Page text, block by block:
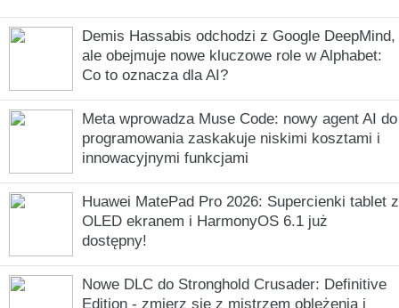
Demis Hassabis odchodzi z Google DeepMind,
ale obejmuje nowe kluczowe role w Alphabet:
Co to oznacza dla AI?
Meta wprowadza Muse Code: nowy agent AI do
programowania zaskakuje niskimi kosztami i
innowacyjnymi funkcjami
Huawei MatePad Pro 2026: Supercienki tablet z
OLED ekranem i HarmonyOS 6.1 już
dostępny!
Nowe DLC do Stronghold Crusader: Definitive
Edition - zmierz się z mistrzem oblężenia i